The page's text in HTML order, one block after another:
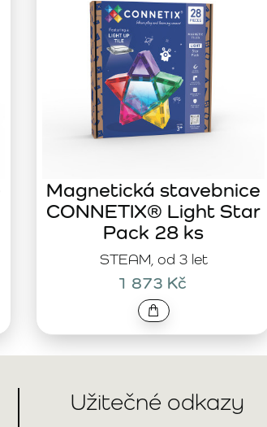
STEAM, od 3 let
Magnetická stavebnice
CONNETIX® Light Star
Pack 28 ks
1 873 Kč
Užitečné odkazy